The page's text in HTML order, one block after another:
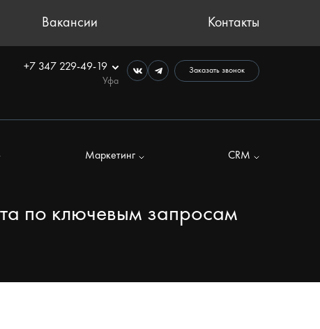
Вакансии Контакты
+7 347 229-49-19
Уфа
Заказать звонок
Маркетинг CRM
по ключевым запросам